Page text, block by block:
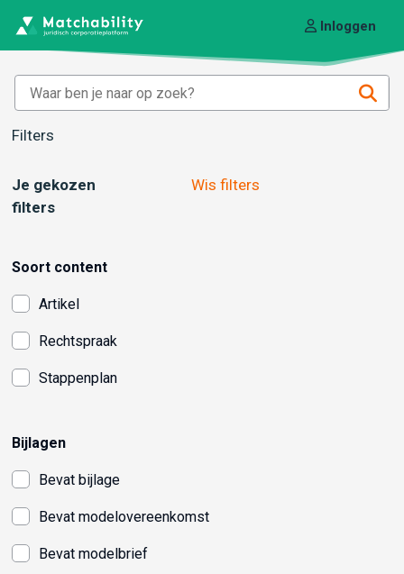
Inloggen
Filters
Je gekozen
filters
Wis filters
Soort content
Artikel
Rechtspraak
Stappenplan
Bijlagen
Bevat bijlage
Bevat modelovereenkomst
Bevat modelbrief